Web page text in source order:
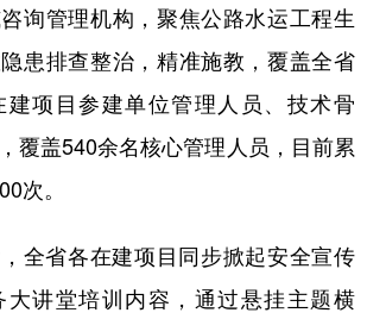
吉林 上海 江苏
河南 湖北
广西
询管理机构，聚焦公路水运工程生
患排查整治，精准施教，覆盖全省
建项目参建单位管理人员、技术骨
覆盖540余名核心管理人员，目前累
次。
省各在建项目同步掀起安全宣传
讲堂培训内容，通过悬挂主题横